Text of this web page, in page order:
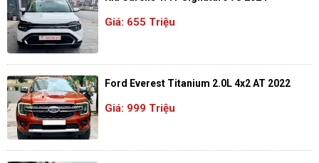
Giá: 655 Triệu
Ford Everest Titanium 2.0L 4x2 AT 2022
Giá: 999 Triệu